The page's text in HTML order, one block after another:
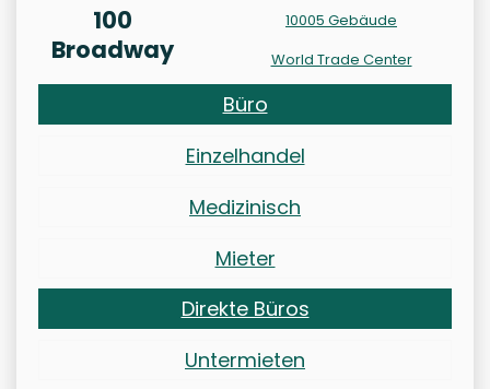
100
Broadway
10005 Gebäude
World Trade Center
Büro
Einzelhandel
Medizinisch
Mieter
Direkte Büros
Untermieten